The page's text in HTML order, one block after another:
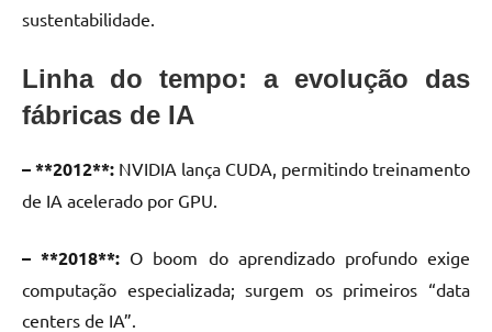
sustentabilidade.
Linha do tempo: a evolução das
fábricas de IA
– **2012**: NVIDIA lança CUDA, permitindo treinamento
de IA acelerado por GPU.
– **2018**: O boom do aprendizado profundo exige
computação especializada; surgem os primeiros “data
centers de IA”.